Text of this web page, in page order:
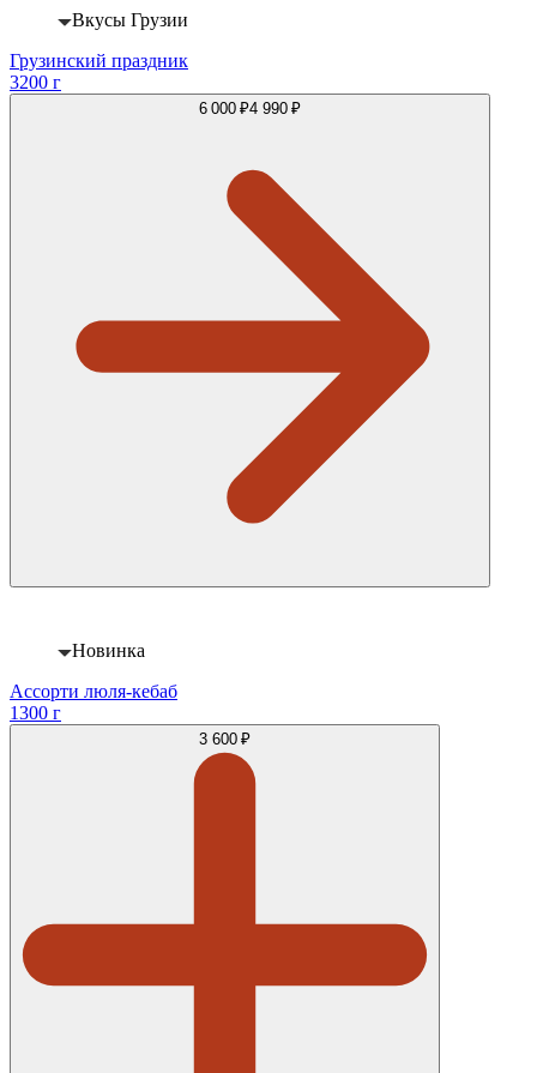
Вкусы Грузии
Грузинский праздник
3200 г
6 000 ₽4 990 ₽
Новинка
Ассорти люля-кебаб
1300 г
3 600 ₽